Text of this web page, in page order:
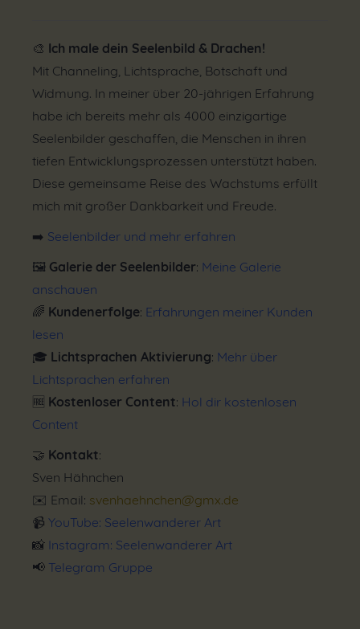
🎨 Ich male dein Seelenbild & Drachen!
Mit Channeling, Lichtsprache, Botschaft und
Widmung. In meiner über 20-jährigen Erfahrung
habe ich bereits mehr als 4000 einzigartige
Seelenbilder geschaffen, die Menschen in ihren
tiefen Entwicklungsprozessen unterstützt haben.
Diese gemeinsame Reise des Wachstums erfüllt
mich mit großer Dankbarkeit und Freude.
➡️ Seelenbilder und mehr erfahren
🖼 Galerie der Seelenbilder: Meine Galerie
anschauen
🌈 Kundenerfolge: Erfahrungen meiner Kunden
lesen
🎓 Lichtsprachen Aktivierung: Mehr über
Lichtsprachen erfahren
🆓 Kostenloser Content: Hol dir kostenlosen
Content
🤝 Kontakt:
Sven Hähnchen
✉️ Email: svenhaehnchen@gmx.de
📹 YouTube: Seelenwanderer Art
📸 Instagram: Seelenwanderer Art
📢 Telegram Gruppe